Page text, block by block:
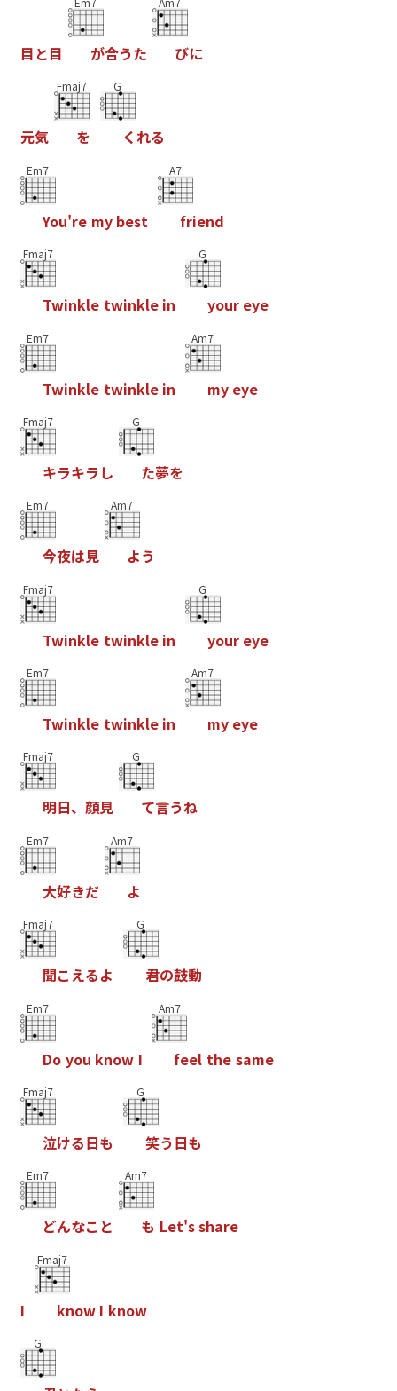
目 と目 が合うた びに
元気
Fmaj7
を
G
く れる
Em7
You're my best
A7
friend
Fmaj7
Twinkle twinkle in
G
your eye
Em7
Twinkle twinkle in
Am7
my eye
Fmaj7
キラキラ し
G
た夢を
Em7
今夜は見
Am7
よう
Fmaj7
Twinkle twinkle in
G
your eye
Em7
Twinkle twinkle in
Am7
my eye
Fmaj7
明日、 顔見
G
て言うね
Em7
大好きだ
Am7
よ
Fmaj7
聞こえるよ
G
君の鼓動
Em7
Do you know I
Am7
feel the same
Fmaj7
泣ける日も
G
笑う 日も
Em7
どんなこ と
Am7
も Let'sshare
I
Fmaj7
know I know
G